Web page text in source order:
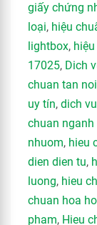
giấy chứng
loại, hiệu
lightbox,
17025, Dich
chuan tan noi
uy tín, dich
chuan
nhuom, hieu
dien dien tu,
luong, hieu
chuan hoa
pham, Hieu